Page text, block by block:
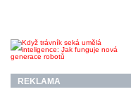
REKLAMA